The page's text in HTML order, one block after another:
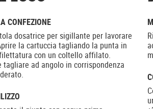
CONFEZIONE
dosatrice per sigillante per lavorare
la cartuccia tagliando la punta in
con un coltello affilato.
tagliare ad angolo in corrispondenza